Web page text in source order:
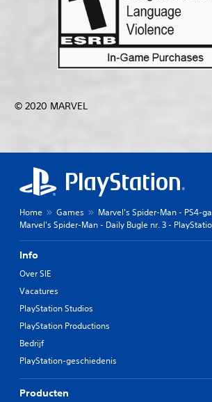
© 2020 MARVEL
Home Games
Marvel's Spider-Man - PS4-
Marvel's Spider-Man - Daily Bugle nr. 3 -
Info
Over SIE
Vacatures
PlayStation Studios
PlayStation Productions
Bedrijf
PlayStation-geschiedenis
Producten